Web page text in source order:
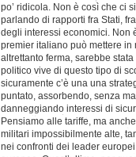
po’ ridicola. Non è così che ci
parlando di rapporti fra Stati,
degli interessi economici. Non
premier italiano può mettere
altrettanto ferma, sarebbe
politico vive di questo tipo di
sicuramente c’è una una
puntato, assorbendo, senza
danneggiando interessi di
Pensiamo alle tariffe, ma
militari impossibilmente alte,
nei confronti dei leader